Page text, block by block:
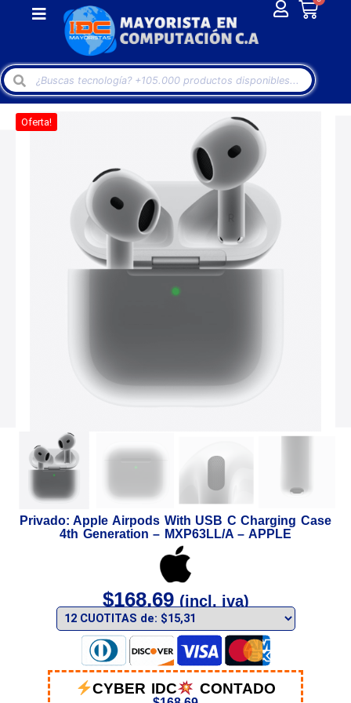
Oferta!
Privado: Apple Airpods With USB C Charging Case
4th Generation – MXP63LL/A – APPLE
$168,69 (incl. iva)
CYBER IDC CONTADO